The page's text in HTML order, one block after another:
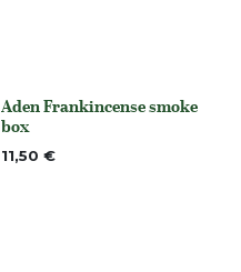
None
Aden Frankincense smoke
box
11,50 €